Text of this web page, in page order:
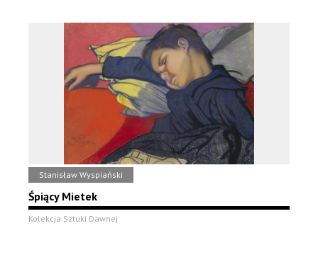
Stanisław Wyspiański
Śpiący Mietek
Kolekcja Sztuki Dawnej